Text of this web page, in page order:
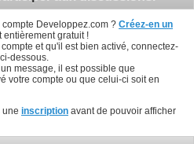
Developpez.com ? Créez-en un
entièrement gratuit !
et qu'il est bien activé, connectez-
dessous.
message, il est possible que
votre compte ou que celui-ci soit en
une inscription avant de pouvoir afficher